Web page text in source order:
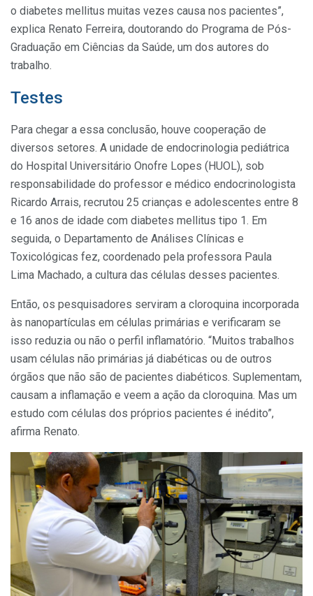
o diabetes mellitus muitas vezes causa nos pacientes”,
explica Renato Ferreira, doutorando do Programa de Pós-
Graduação em Ciências da Saúde, um dos autores do
trabalho.
Testes
Para chegar a essa conclusão, houve cooperação de
diversos setores. A unidade de endocrinologia pediátrica
do Hospital Universitário Onofre Lopes (HUOL), sob
responsabilidade do professor e médico endocrinologista
Ricardo Arrais, recrutou 25 crianças e adolescentes entre 8
e 16 anos de idade com diabetes mellitus tipo 1. Em
seguida, o Departamento de Análises Clínicas e
Toxicológicas fez, coordenado pela professora Paula
Lima Machado, a cultura das células desses pacientes.
Então, os pesquisadores serviram a cloroquina incorporada
às nanopartículas em células primárias e verificaram se
isso reduzia ou não o perfil inflamatório. “Muitos trabalhos
usam células não primárias já diabéticas ou de outros
órgãos que não são de pacientes diabéticos. Suplementam,
causam a inflamação e veem a ação da cloroquina. Mas um
estudo com células dos próprios pacientes é inédito”,
afirma Renato.